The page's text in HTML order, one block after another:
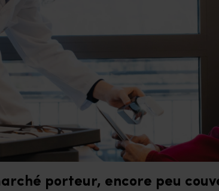
porteur, encore peu